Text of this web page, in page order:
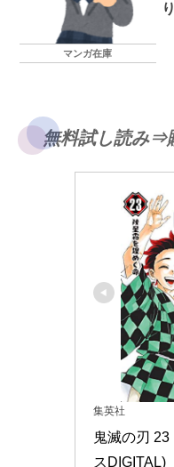
マンガ在庫
無料試し読み⇒
集英社
鬼滅の刃 23
スDIGITAL)